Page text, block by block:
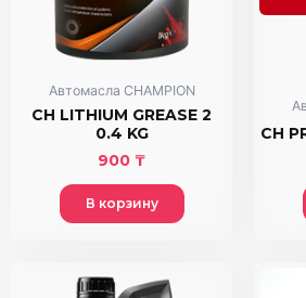
Автомасла CHAMPION
CH LITHIUM GREASE 2
0.4 KG
900 ₸
В корзину
CH